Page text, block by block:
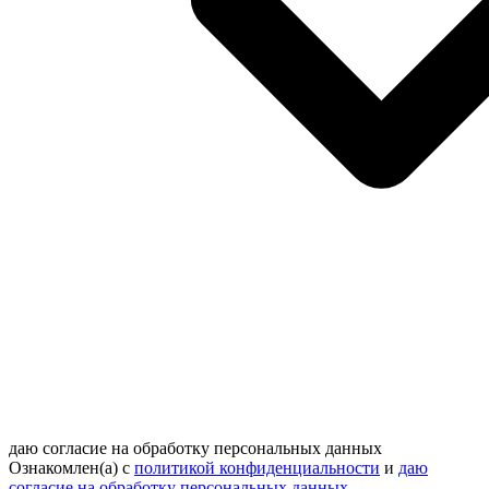
даю согласие на обработку персональных данных
Ознакомлен(а) с политикой конфиденциальности и даю